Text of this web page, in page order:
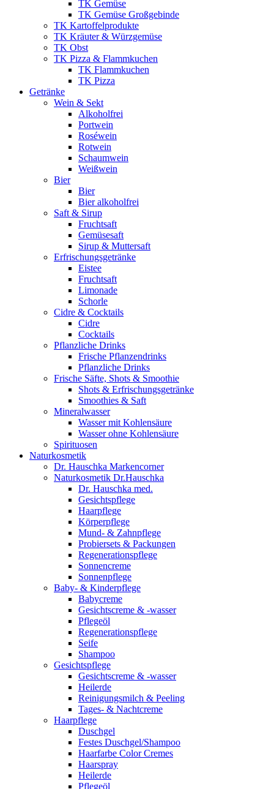
TK Gemüse
TK Gemüse Großgebinde
TK Kartoffelprodukte
TK Kräuter & Würzgemüse
TK Obst
TK Pizza & Flammkuchen
TK Flammkuchen
TK Pizza
Getränke
Wein & Sekt
Alkoholfrei
Portwein
Roséwein
Rotwein
Schaumwein
Weißwein
Bier
Bier
Bier alkoholfrei
Saft & Sirup
Fruchtsaft
Gemüsesaft
Sirup & Muttersaft
Erfrischungsgetränke
Eistee
Fruchtsaft
Limonade
Schorle
Cidre & Cocktails
Cidre
Cocktails
Pflanzliche Drinks
Frische Pflanzendrinks
Pflanzliche Drinks
Frische Säfte, Shots & Smoothie
Shots & Erfrischungsgetränke
Smoothies & Saft
Mineralwasser
Wasser mit Kohlensäure
Wasser ohne Kohlensäure
Spirituosen
Naturkosmetik
Dr. Hauschka Markencorner
Naturkosmetik Dr.Hauschka
Dr. Hauschka med.
Gesichtspflege
Haarpflege
Körperpflege
Mund- & Zahnpflege
Probiersets & Packungen
Regenerationspflege
Sonnencreme
Sonnenpflege
Baby- & Kinderpflege
Babycreme
Gesichtscreme & -wasser
Pflegeöl
Regenerationspflege
Seife
Shampoo
Gesichtspflege
Gesichtscreme & -wasser
Heilerde
Reinigungsmilch & Peeling
Tages- & Nachtcreme
Haarpflege
Duschgel
Festes Duschgel/Shampoo
Haarfarbe Color Cremes
Haarspray
Heilerde
Pflegeöl